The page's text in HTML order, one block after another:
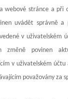
webové stránce a při
uvádět správně a
v uživatelském
změně povinen
v uživatelském
považovány za